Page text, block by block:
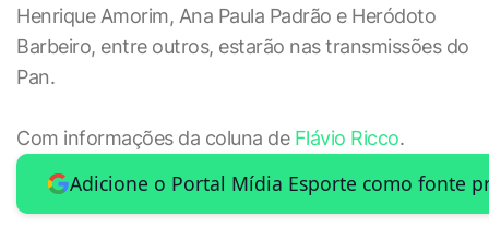
Henrique Amorim, Ana Paula Padrão e Heródoto
Barbeiro, entre outros, estarão nas transmissões do
Pan.
Com informações da coluna de Flávio Ricco.
Adicione o Portal Mídia Esporte como fonte